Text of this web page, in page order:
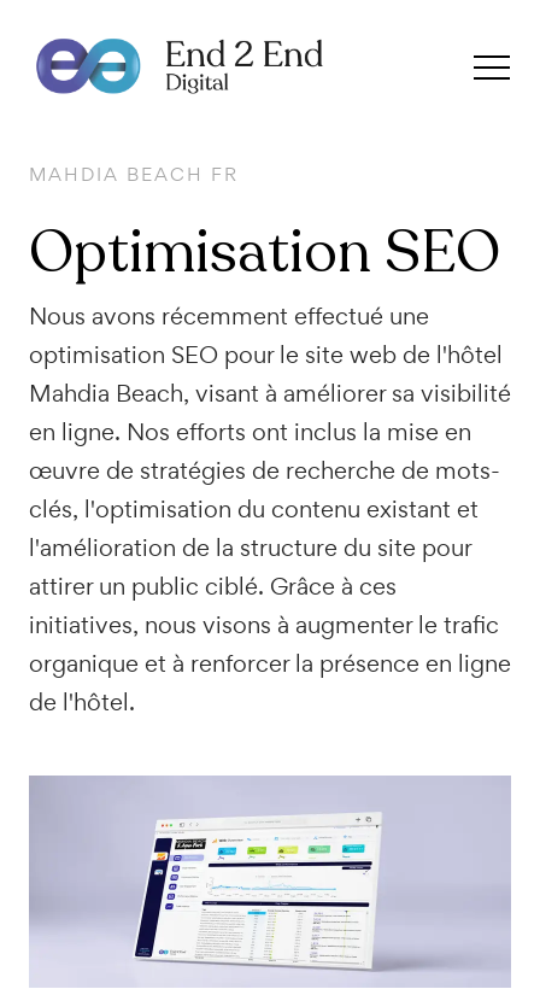
MAHDIA BEACH FR
Optimisation SEO
Nous avons récemment effectué une
optimisation SEO pour le site web de l'hôtel
Mahdia Beach, visant à améliorer sa visibilité
en ligne. Nos efforts ont inclus la mise en
œuvre de stratégies de recherche de mots-
clés, l'optimisation du contenu existant et
l'amélioration de la structure du site pour
attirer un public ciblé. Grâce à ces
initiatives, nous visons à augmenter le trafic
organique et à renforcer la présence en ligne
de l'hôtel.